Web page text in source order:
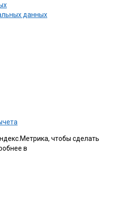
данных
чтобы сделать
в